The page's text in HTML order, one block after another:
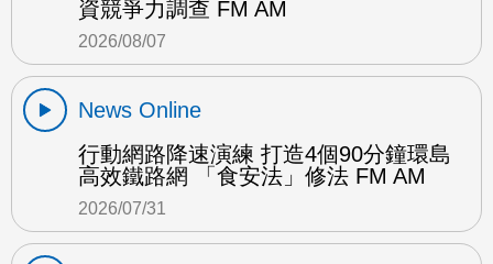
資競爭力調查 FM AM
2026/08/07
News Online
行動網路降速演練 打造4個90分鐘環島
高效鐵路網 「食安法」修法 FM AM
2026/07/31